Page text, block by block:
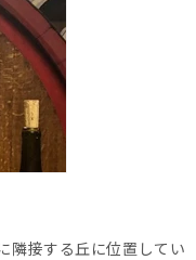
隣接する丘に位置してい